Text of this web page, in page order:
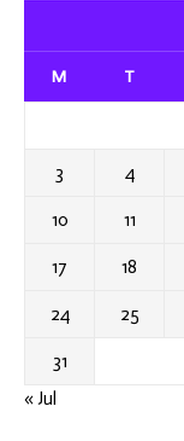
M T
3 4
10 11
17 18
24 25
31
« Jul